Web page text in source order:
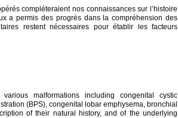
compléteraient nos connaissances sur l’histoire
a permis des progrès dans la compréhension des
restent nécessaires pour établir les facteurs
malformations including congenital cystic
(BPS), congenital lobar emphysema, bronchial
of their natural history, and of the underlying